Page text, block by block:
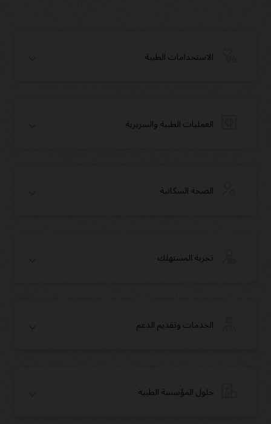
الاستخدامات الطبية
العمليات الطبية والسريرية
الصحة السكانية
تجربة المستهلك
الخدمات وتقديم الدعم
حلول المؤسسة الطبية